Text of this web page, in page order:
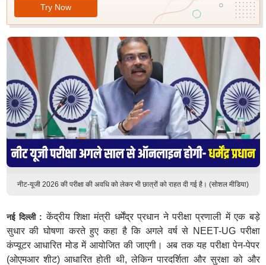
Try Now
नीट-यूजी 2026 की परीक्षा की अवधि को लेकर भी छात्रों को राहत दी गई है। (सोशल मीडिया)
नई दिल्ली : केंद्रीय शिक्षा मंत्री धर्मेंद्र प्रधान ने परीक्षा प्रणाली में एक बड़े
सुधार की घोषणा करते हुए कहा है कि अगले वर्ष से NEET-UG परीक्षा
कंप्यूटर आधारित मोड में आयोजित की जाएगी। अब तक यह परीक्षा पेन-पेपर
(ओएमआर शीट) आधारित होती थी, लेकिन पारदर्शिता और सुरक्षा को और